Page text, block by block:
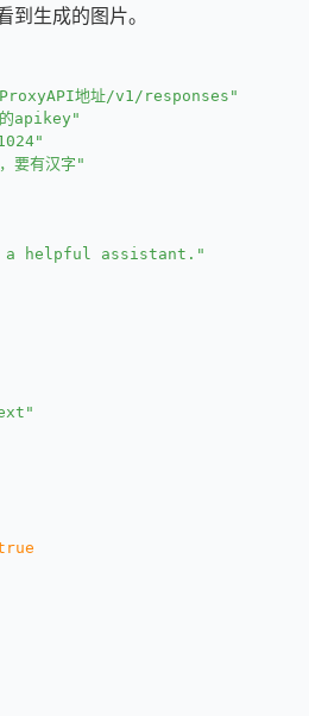
生成的图片。
地址/v1/responses"
apikey"
要有汉字"
a helpful assistant."